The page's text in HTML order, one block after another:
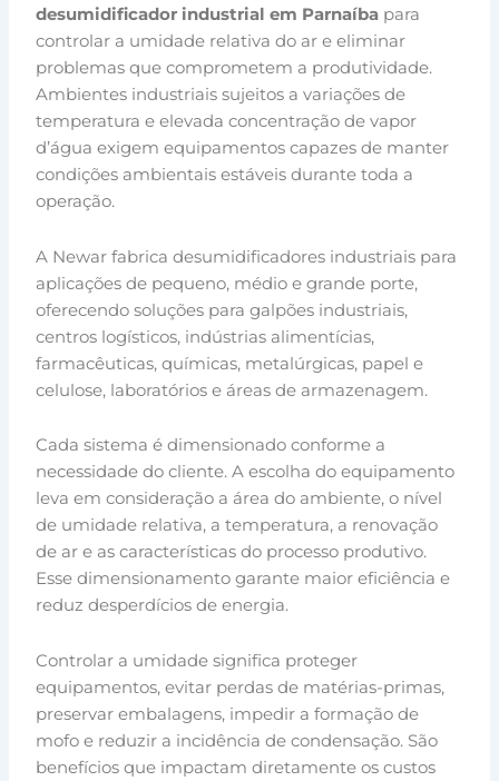
desumidificador industrial em Parnaíba para
controlar a umidade relativa do ar e eliminar
problemas que comprometem a produtividade.
Ambientes industriais sujeitos a variações de
temperatura e elevada concentração de vapor
d’água exigem equipamentos capazes de manter
condições ambientais estáveis durante toda a
operação.
A Newar fabrica desumidificadores industriais para
aplicações de pequeno, médio e grande porte,
oferecendo soluções para galpões industriais,
centros logísticos, indústrias alimentícias,
farmacêuticas, químicas, metalúrgicas, papel e
celulose, laboratórios e áreas de armazenagem.
Cada sistema é dimensionado conforme a
necessidade do cliente. A escolha do equipamento
leva em consideração a área do ambiente, o nível
de umidade relativa, a temperatura, a renovação
de ar e as características do processo produtivo.
Esse dimensionamento garante maior eficiência e
reduz desperdícios de energia.
Controlar a umidade significa proteger
equipamentos, evitar perdas de matérias-primas,
preservar embalagens, impedir a formação de
mofo e reduzir a incidência de condensação. São
benefícios que impactam diretamente os custos